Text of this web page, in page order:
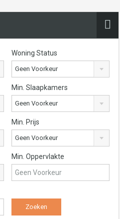
Woning Status
Geen Voorkeur
Min. Slaapkamers
Geen Voorkeur
Min. Prijs
Geen Voorkeur
Min. Oppervlakte